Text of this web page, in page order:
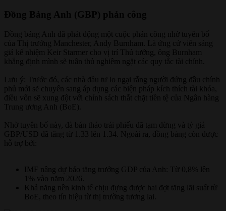
Đồng Bảng Anh (GBP) phản công​
Đồng bảng Anh đã phát động một cuộc phản công nhờ tuyên bố
của Thị trưởng Manchester, Andy Burnham. Là ứng cử viên sáng
giá kế nhiệm Keir Starmer cho vị trí Thủ tướng, ông Burnham
khẳng định mình sẽ tuân thủ nghiêm ngặt các quy tắc tài chính.
Lưu ý: Trước đó, các nhà đầu tư lo ngại rằng người đứng đầu chính
phủ mới sẽ chuyển sang áp dụng các biện pháp kích thích tài khóa,
điều vốn sẽ xung đột với chính sách thắt chặt tiền tệ của Ngân hàng
Trung ương Anh (BoE).
Nhờ tuyên bố này, đà bán tháo trái phiếu đã tạm dừng và tỷ giá
GBP/USD đã tăng từ 1.33 lên 1.34. Ngoài ra, đồng bảng còn được
hỗ trợ bởi:
IMF nâng dự báo tăng trưởng GDP của Anh: Từ 0,8% lên
1% vào năm 2026.
Khả năng nền kinh tế chịu đựng được hai đợt tăng lãi suất từ
BoE, theo tín hiệu từ thị trường tương lai.